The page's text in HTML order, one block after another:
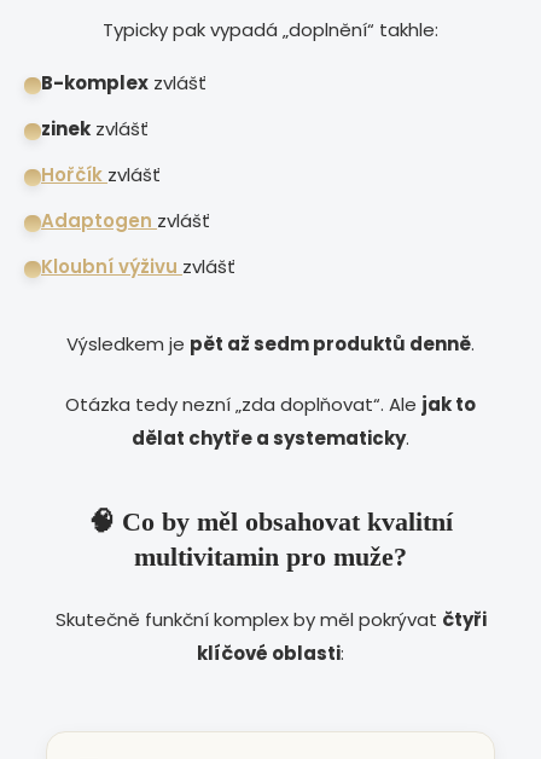
Typicky pak vypadá „doplnění“ takhle:
B-komplex zvlášť
zinek zvlášť
Hořčík zvlášť
Adaptogen zvlášť
Kloubní výživu zvlášť
Výsledkem je pět až sedm produktů denně.
Otázka tedy nezní „zda doplňovat“. Ale jak to
dělat chytře a systematicky.
🧠 Co by měl obsahovat kvalitní
multivitamin pro muže?
Skutečně funkční komplex by měl pokrývat čtyři
klíčové oblasti: